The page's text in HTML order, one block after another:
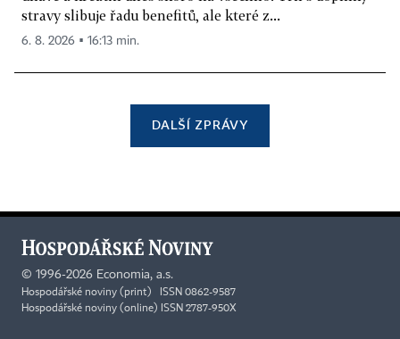
stravy slibuje řadu benefitů, ale které z...
6. 8. 2026 ▪ 16:13 min.
DALŠÍ ZPRÁVY
© 1996-2026 Economia, a.s.
Hospodářské noviny (print) ISSN 0862-9587
Hospodářské noviny (online) ISSN 2787-950X